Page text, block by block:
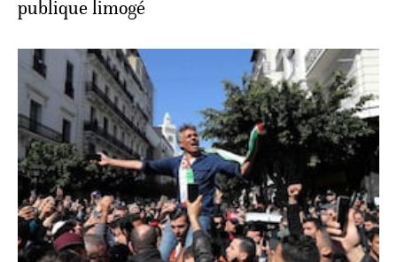
publique limogé